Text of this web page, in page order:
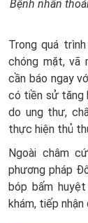
Bệnh nhân
Trong quá
chóng mặt, vã
cần báo ngay
có tiền sử tăng
do ung thư,
thực hiện thủ
Ngoài châm
phương pháp
bóp bấm
khám, tiếp